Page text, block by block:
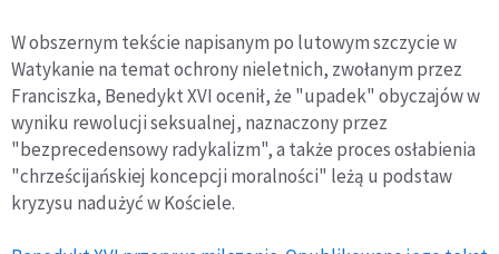
W obszernym tekście napisanym po lutowym szczycie w
Watykanie na temat ochrony nieletnich, zwołanym przez
Franciszka, Benedykt XVI ocenił, że "upadek" obyczajów w
wyniku rewolucji seksualnej, naznaczony przez
"bezprecedensowy radykalizm", a także proces osłabienia
"chrześcijańskiej koncepcji moralności" leżą u podstaw
kryzysu nadużyć w Kościele.